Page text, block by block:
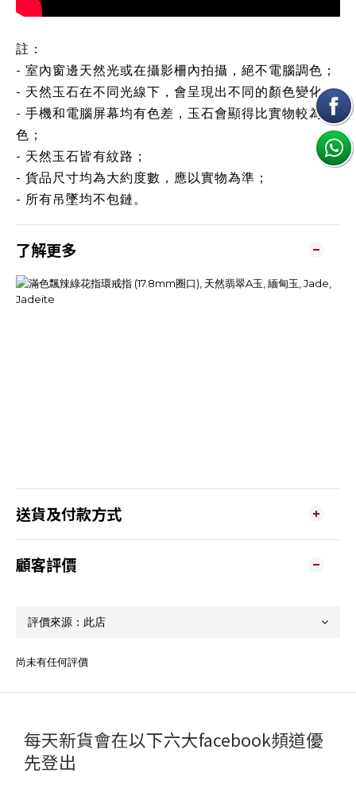
註：
- 室內窗邊天然光或在攝影柵內拍攝，絕不電腦調色；
- 天然玉石在不同光線下，會呈現出不同的顏色變化；
- 手機和電腦屏幕均有色差，玉石會顯得比實物較為鮮
色；
- 天然玉石皆有紋路；
- 貨品尺寸均為大約度數，應以實物為準；
- 所有吊墜均不包鏈。
了解更多
送貨及付款方式
顧客評價
尚未有任何評價
每天新貨會在以下六大facebook頻道優
先登出